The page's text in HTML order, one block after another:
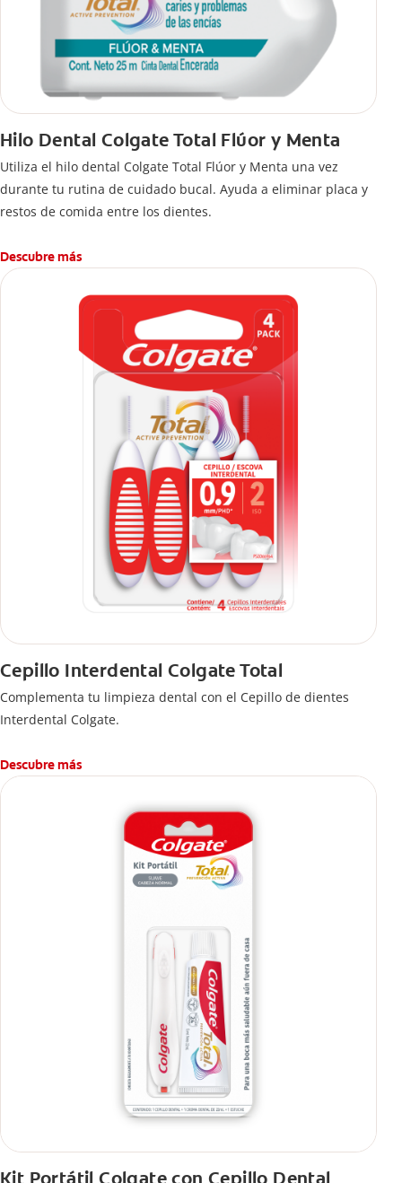
Hilo Dental Colgate Total Flúor y Menta
Utiliza el hilo dental Colgate Total Flúor y Menta una vez
durante tu rutina de cuidado bucal. Ayuda a eliminar placa y
restos de comida entre los dientes.
Descubre más
Cepillo Interdental Colgate Total
Complementa tu limpieza dental con el Cepillo de dientes
Interdental Colgate.
Descubre más